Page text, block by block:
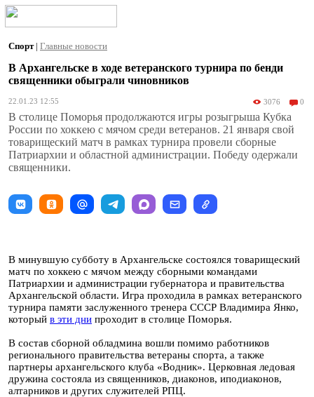
Спорт | Главные новости
В Архангельске в ходе ветеранского турнира по бенди
священники обыграли чиновников
22.01.23 12:55 3076 0
В столице Поморья продолжаются игры розыгрыша Кубка
России по хоккею с мячом среди ветеранов. 21 января свой
товарищеский матч в рамках турнира провели сборные
Патриархии и областной администрации. Победу одержали
священники.
В минувшую субботу в Архангельске состоялся товарищеский
матч по хоккею с мячом между сборными командами
Патриархии и администрации губернатора и правительства
Архангельской области. Игра проходила в рамках ветеранского
турнира памяти заслуженного тренера СССР Владимира Янко,
который в эти дни проходит в столице Поморья.
В состав сборной обладмина вошли помимо работников
регионального правительства ветераны спорта, а также
партнеры архангельского клуба «Водник». Церковная ледовая
дружина состояла из священников, диаконов, иподиаконов,
алтарников и других служителей РПЦ.